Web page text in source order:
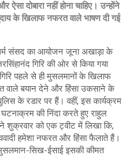
दोबारा नहीं होना चाहिए। उन्होंने
के खिलाफ नफरत वाले भाषण दी गई
संसद का आयोजन जूना अखाड़ा के
गिरि की ओर से किया गया
पहले से ही मुसलमानों के खिलाफ
वाले बयान देने और हिंसा उकसाने के
के रडार पर हैं। वहीं, इस कार्यक्रम
की निंदा करते हुए राहुल
ने शुक्रवार को एक ट्वीट में लिखा कि,
हमेशा नफरत और हिंसा फैलाते हैं।
सिख-ईसाई इसकी कीमत